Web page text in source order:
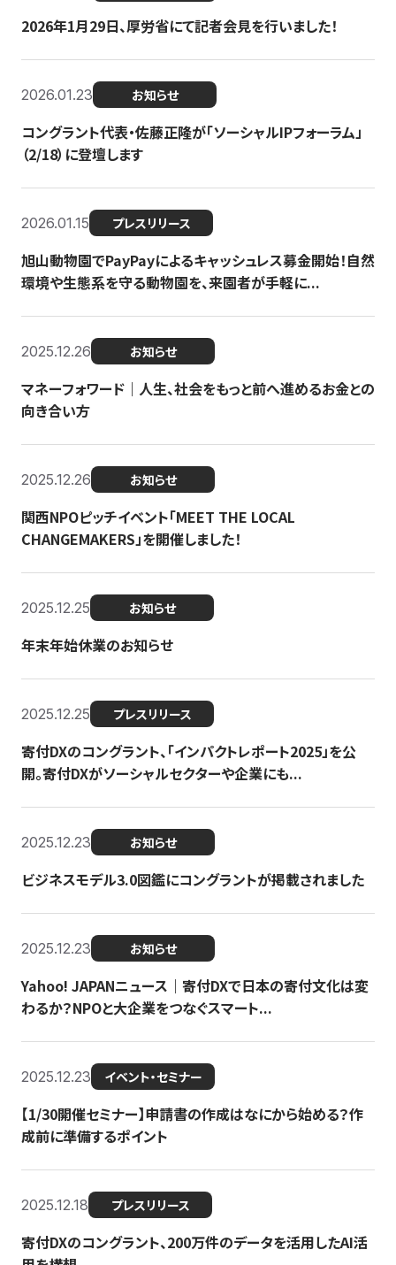
2026年1月29日、厚労省にて記者会見を行いました！
2026.01.23 お知らせ
コングラント代表・佐藤正隆が「ソーシャルIPフォーラム」
（2/18）に登壇します
2026.01.15 プレスリリース
旭山動物園でPayPayによるキャッシュレス募金開始！自然
環境や生態系を守る動物園を、来園者が手軽に...
2025.12.26 お知らせ
マネーフォワード｜人生、社会をもっと前へ進めるお金との
向き合い方
2025.12.26 お知らせ
関西NPOピッチイベント「MEET THE LOCAL
CHANGEMAKERS」を開催しました！
2025.12.25 お知らせ
年末年始休業のお知らせ
2025.12.25 プレスリリース
寄付DXのコングラント、「インパクトレポート2025」を公
開。寄付DXがソーシャルセクターや企業にも...
2025.12.23 お知らせ
ビジネスモデル3.0図鑑にコングラントが掲載されました
2025.12.23 お知らせ
Yahoo! JAPANニュース｜寄付DXで日本の寄付文化は変
わるか？NPOと大企業をつなぐスマート...
2025.12.23 イベント・セミナー
【1/30開催セミナー】申請書の作成はなにから始める？作
成前に準備するポイント
2025.12.18 プレスリリース
寄付DXのコングラント、200万件のデータを活用したAI活